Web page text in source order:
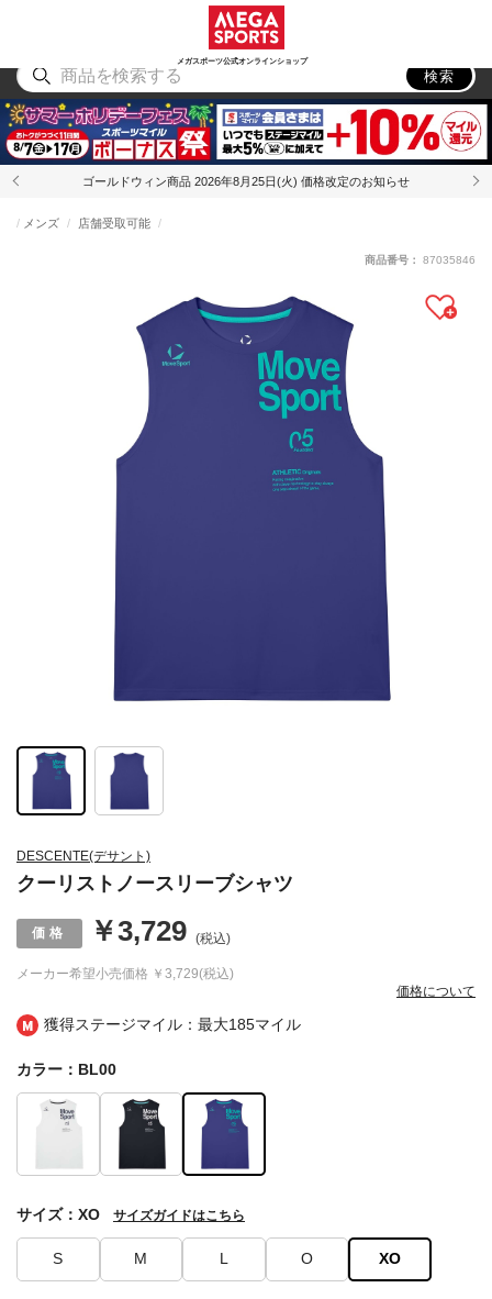
メガスポーツ公式オンラインショップ
アウトドア
検索
ゴールドウィン商品 2026年8月25日(火) 価格改定のお知らせ
獲得ステージマイル：最大185マイル
DESCENTE(デサント)
クーリストノースリーブシャツ
メンズ 店舗受取可能
メーカー希望小売価格 ￥3,729(税込)
￥3,729 (税込)
価格について
商品番号： 87035846
カラー：BL00
S M L O XO
サイズ：XO サイズガイドはこちら